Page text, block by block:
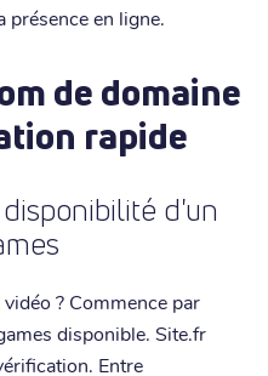
en ligne.
de domaine
rapide
d'un
? Commence par
disponible. Site.fr
Entre